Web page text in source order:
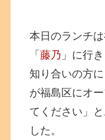
本日のランチ
「藤乃 」に行
知り合いの方
が福島区にオ
てください」
した。